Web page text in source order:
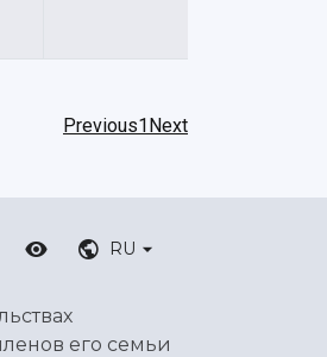
Previous1Next
RU
его семьи